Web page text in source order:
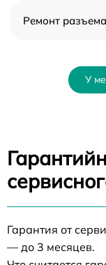
Ремонт
У
Гарантия от
— до 3 месяцев.